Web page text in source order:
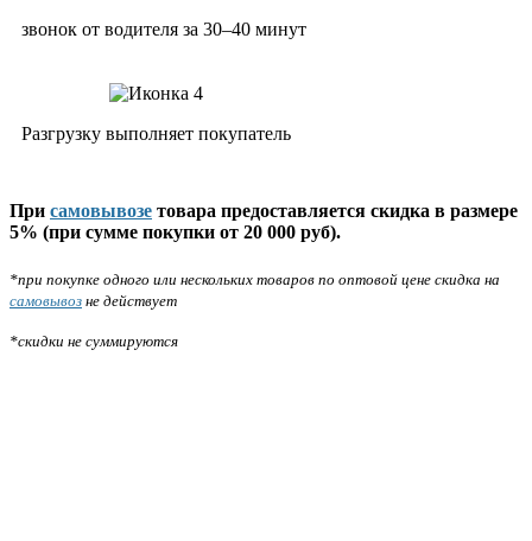
звонок от водителя за 30–40 минут
Разгрузку выполняет покупатель
При самовывозе товара предоставляется скидка в размере
5% (при сумме покупки от 20 000 руб).
*при покупке одного или нескольких товаров по оптовой цене скидка на
самовывоз не действует
*скидки не суммируются